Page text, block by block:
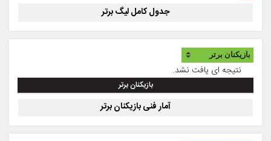
جدول کامل لیگ برتر
نتیجه ای یافت نشد.
بازیکنان برتر
آمار فنی بازیکنان برتر